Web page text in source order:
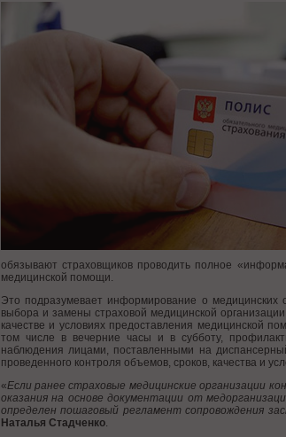
обязывают страховщиков проводить полное
медицинской помощи.
Это подразумевает информирование о
выбора и замены страховой медицинской
качестве и условиях предоставления медицинской
том числе в вечерние часы и в субботу,
наблюдения лицами, поставленными на
проведенного контроля объемов, сроков, качества и
«Если ранее страховые медицинские организации
оказания на основе документации от
определен пошаговый регламент сопровождения
Наталья Стадченко.